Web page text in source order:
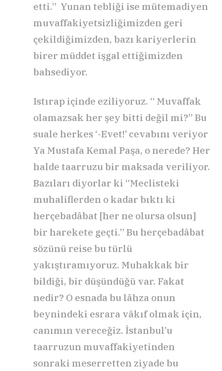
etti.” Yunan tebliği ise mütemadiyen
muvaffakiyetsizliğimizden geri
çekildiğimizden, bazı kariyerlerin
birer müddet işgal ettiğimizden
bahsediyor.
Istırap içinde eziliyoruz. “ Muvaffak
olamazsak her şey bitti değil mi?” Bu
suale herkes ‘-Evet!’ cevabını veriyor
Ya Mustafa Kemal Paşa, o nerede? Her
halde taarruzu bir maksada veriliyor.
Bazıları diyorlar ki “Meclisteki
muhaliflerden o kadar bıktı ki
herçebadâbat [her ne olursa olsun]
bir harekete geçti.” Bu herçebadâbat
sözünü reise bu türlü
yakıştıramıyoruz. Muhakkak bir
bildiği, bir düşündüğü var. Fakat
nedir? O esnada bu lâhza onun
beynindeki esrara vâkıf olmak için,
canımın vereceğiz. İstanbul’u
taarruzun muvaffakiyetinden
sonraki meserretten ziyade bu